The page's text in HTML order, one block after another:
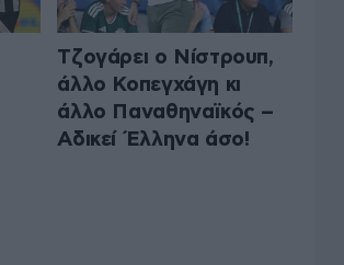
Τζογάρει ο Νίστρουπ,
άλλο Κοπεγχάγη κι
άλλο Παναθηναϊκός –
Αδικεί Έλληνα άσο!